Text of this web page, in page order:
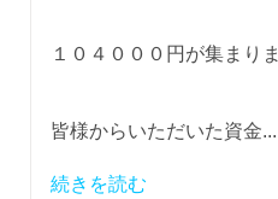
１０４０００円が集まり
皆様からいただいた資金...
続きを読む